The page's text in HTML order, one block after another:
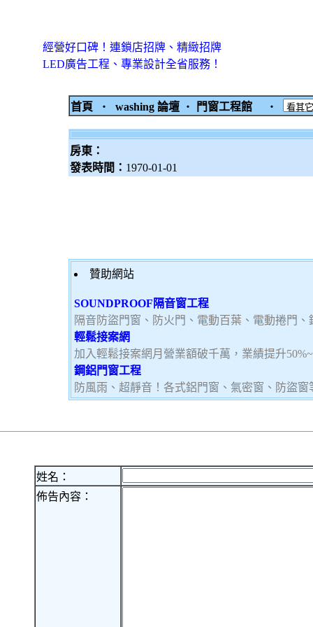
經營好口碑！連鎖店招牌、精緻招牌
LED廣告工程、專業設計全省服務！
首頁 ‧ washing 論壇 ‧ 門窗工程館 ‧
房東：
發表時間： 1970-01-01
贊助網站
SOUNDPROOF隔音窗工程
隔音防盜門窗、防火門、電動百葉、電動捲門
輕鬆接案網
加入輕鬆接案網月營業額破千萬，業績提升
鋼鋁門窗工程
防風雨、超靜音！各式鋁門窗、氣密窗、防盜
姓名：
佈告內容：